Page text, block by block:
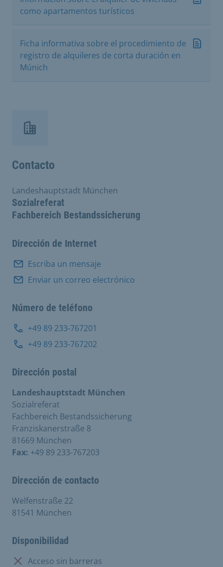
como apartamentos turísticos
Ficha informativa sobre el procedimiento de
registro de alquileres de corta duración en
Múnich
Contacto
Sozialreferat
Fachbereich Bestandssicherung
Landeshauptstadt München
Dirección de Internet
Escriba un mensaje
Enviar un correo electrónico
Número de teléfono
+49 89 233-767201
+49 89 233-767202
Dirección postal
Landeshauptstadt München
Sozialreferat
Fachbereich Bestandssicherung
Franziskanerstraße 8
81669 München
Fax: +49 89 233-767203
Dirección de contacto
Welfenstraße 22
81541 München
Disponibilidad
No disponible:
Acceso sin barreras